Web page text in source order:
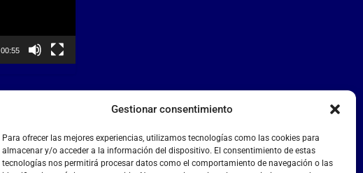
Gestionar consentimiento
Para ofrecer las mejores experiencias, utilizamos tecnologías como las cookies para
almacenar y/o acceder a la información del dispositivo. El consentimiento de estas
tecnologías nos permitirá procesar datos como el comportamiento de navegación o las
00:55